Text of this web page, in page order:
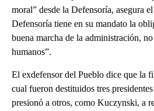
moral” desde la Defensoría, asegura
Defensoría tiene en su mandato la
buena marcha de la administración,
humanos”.
El exdefensor del Pueblo dice que la
cual fueron destituidos tres
presionó a otros, como Kuczynski, a